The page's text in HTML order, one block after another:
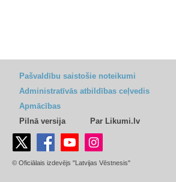
Pašvaldību saistošie noteikumi
Administratīvās atbildības ceļvedis
Apmācības
Pilnā versija
Par Likumi.lv
© Oficiālais izdevējs "Latvijas Vēstnesis"